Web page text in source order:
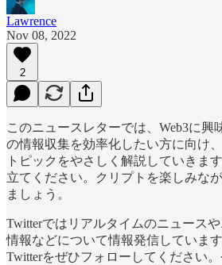
Lawrence
Nov 08, 2022
2
このニュースレターでは、Web3に興
の情報収集を効率化したい方に向け
トピックをやさしく解説していきま
立てください。クリプトを楽しみな
ましょう。
Twitterではリアルタイムのニュース
情報などについて情報発信していま
Twitterをぜひフォローしてください